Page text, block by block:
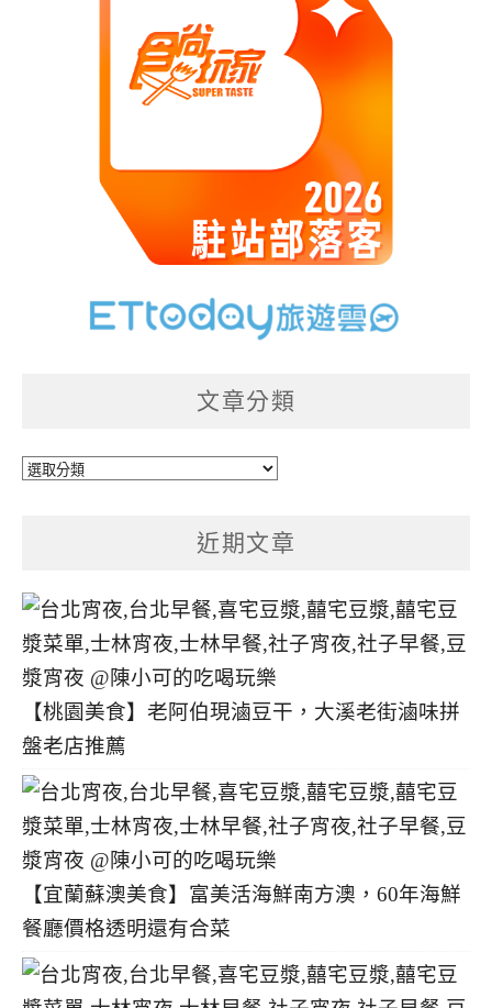
文章分類
文
近期文章
【桃園美食】老阿伯現滷豆干，大溪老街滷味拼
盤老店推薦
【宜蘭蘇澳美食】富美活海鮮南方澳，60年海鮮
餐廳價格透明還有合菜